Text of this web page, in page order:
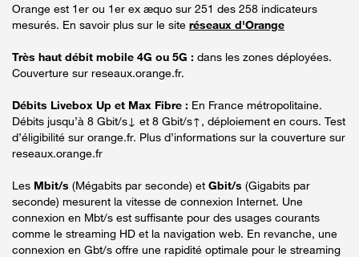
Orange est 1er ou 1er ex æquo sur 251 des 258 indicateurs
mesurés. En savoir plus sur le site réseaux d'Orange
Très haut débit mobile 4G ou 5G : dans les zones déployées.
Couverture sur reseaux.orange.fr.
Débits Livebox Up et Max Fibre : En France métropolitaine.
Débits jusqu’à 8 Gbit/s↓ et 8 Gbit/s↑, déploiement en cours. Test
d’éligibilité sur orange.fr. Plus d’informations sur la couverture sur
reseaux.orange.fr
Les Mbit/s (Mégabits par seconde) et Gbit/s (Gigabits par
seconde) mesurent la vitesse de connexion Internet. Une
connexion en Mbt/s est suffisante pour des usages courants
comme le streaming HD et la navigation web. En revanche, une
connexion en Gbt/s offre une rapidité optimale pour le streaming